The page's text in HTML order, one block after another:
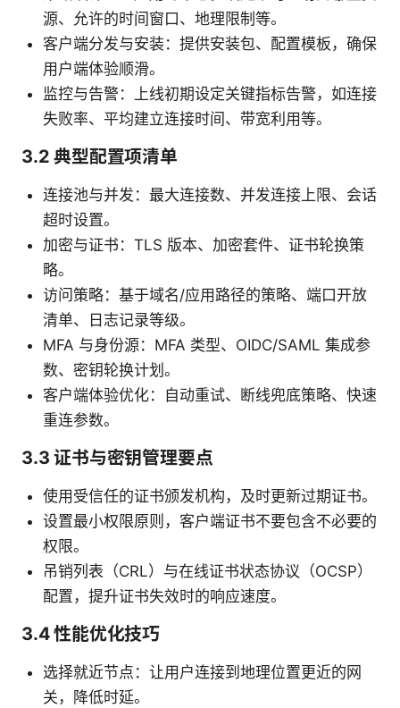
源、允许的时间窗口、地理限制等。
客户端分发与安装：提供安装包、配置模板，确保
用户端体验顺滑。
监控与告警：上线初期设定关键指标告警，如连接
失败率、平均建立连接时间、带宽利用等。
3.2 典型配置项清单
连接池与并发：最大连接数、并发连接上限、会话
超时设置。
加密与证书：TLS 版本、加密套件、证书轮换策
略。
访问策略：基于域名/应用路径的策略、端口开放
清单、日志记录等级。
MFA 与身份源：MFA 类型、OIDC/SAML 集成参
数、密钥轮换计划。
客户端体验优化：自动重试、断线兜底策略、快速
重连参数。
3.3 证书与密钥管理要点
使用受信任的证书颁发机构，及时更新过期证书。
设置最小权限原则，客户端证书不要包含不必要的
权限。
吊销列表（CRL）与在线证书状态协议（OCSP）
配置，提升证书失效时的响应速度。
3.4 性能优化技巧
选择就近节点：让用户连接到地理位置更近的网
关，降低时延。